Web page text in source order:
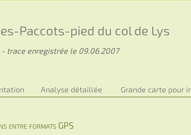
Paccots-pied du col de Lys
- trace enregistrée le 09.06.2007
Analyse détaillée Grande carte pour
entre formats GPS